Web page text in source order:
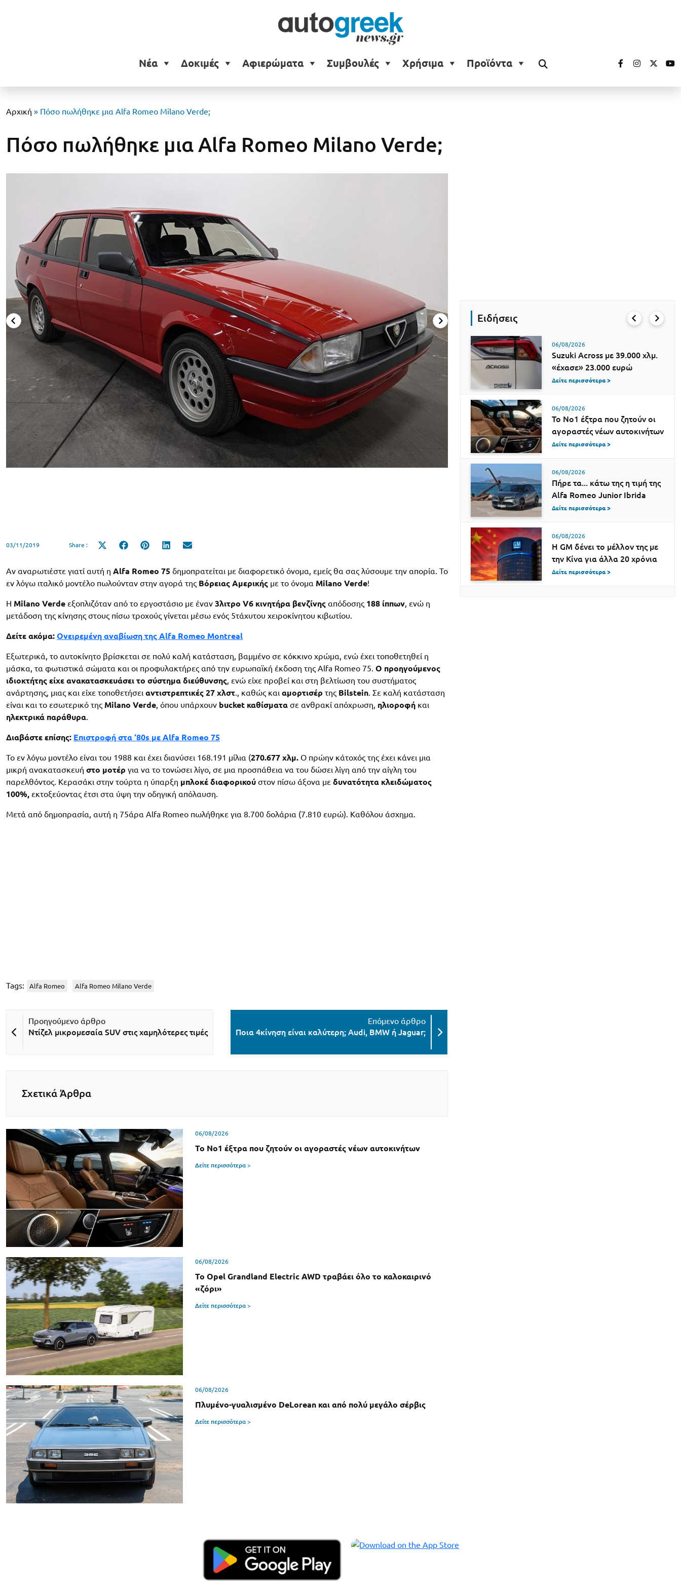
Νέα Δοκιμές Αφιερώματα Συμβουλές Χρήσιμα Προϊόντα
Αρχική » Πόσο πωλήθηκε μια Alfa Romeo Milano Verde;
Πόσο πωλήθηκε μια Alfa Romeo Milano Verde;
03/11/2019 Share :
Share
Share
Share
Share
Αν αναρωτιέστε γιατί αυτή η Alfa Romeo 75 δημοπρατείται με διαφορετικό όνομα, εμείς θα σας λύσουμε την απορία. Το
εν λόγω ιταλικό μοντέλο πωλούνταν στην αγορά της Βόρειας Αμερικής με το όνομα Milano Verde!
Η Milano Verde εξοπλιζόταν από το εργοστάσιο με έναν 3λιτρο V6 κινητήρα βενζίνης απόδοσης 188 ίππων, ενώ η
μετάδοση της κίνησης στους πίσω τροχούς γίνεται μέσω ενός 5τάχυτου χειροκίνητου κιβωτίου.
Δείτε ακόμα: Ονειρεμένη αναβίωση της Alfa Romeo Montreal
Εξωτερικά, το αυτοκίνητο βρίσκεται σε πολύ καλή κατάσταση, βαμμένο σε κόκκινο χρώμα, ενώ έχει τοποθετηθεί η
μάσκα, τα φωτιστικά σώματα και οι προφυλακτήρες από την ευρωπαϊκή έκδοση της Alfa Romeo 75. Ο προηγούμενος
ιδιοκτήτης είχε ανακατασκευάσει το σύστημα διεύθυνσης, ενώ είχε προβεί και στη βελτίωση του συστήματος
ανάρτησης, μιας και είχε τοποθετήσει αντιστρεπτικές 27 χλστ., καθώς και αμορτισέρ της Bilstein. Σε καλή κατάσταση
είναι και το εσωτερικό της Milano Verde, όπου υπάρχουν bucket καθίσματα σε ανθρακί απόχρωση, ηλιοροφή και
ηλεκτρικά παράθυρα.
Διαβάστε επίσης: Επιστροφή στα ‘80s με Alfa Romeo 75
Το εν λόγω μοντέλο είναι του 1988 και έχει διανύσει 168.191 μίλια (270.677 χλμ. Ο πρώην κάτοχός της έχει κάνει μια
μικρή ανακατασκευή στο μοτέρ για να το τονώσει λίγο, σε μια προσπάθεια να του δώσει λίγη από την αίγλη του
παρελθόντος. Κερασάκι στην τούρτα η ύπαρξη μπλοκέ διαφορικού στον πίσω άξονα με δυνατότητα κλειδώματος
100%, εκτοξεύοντας έτσι στα ύψη την οδηγική απόλαυση.
Μετά από δημοπρασία, αυτή η 75άρα Alfa Romeo πωλήθηκε για 8.700 δολάρια (7.810 ευρώ). Καθόλου άσχημα.
Tags: Alfa Romeo Alfa Romeo Milano Verde
Ντίζελ μικρομεσαία SUV στις χαμηλότερες τιμές Ποια 4κίνηση είναι καλύτερη; Audi, BMW ή Jaguar;
Σχετικά Άρθρα
06/08/2026
Το Νο1 έξτρα που ζητούν οι αγοραστές νέων αυτοκινήτων
Δείτε περισσότερα >
06/08/2026
Το Opel Grandland Electric AWD τραβάει όλο το καλοκαιρινό
«ζόρι»
Δείτε περισσότερα >
06/08/2026
Πλυμένο-γυαλισμένο DeLorean και από πολύ μεγάλο σέρβις
Δείτε περισσότερα >
Ειδήσεις
06/08/2026
Suzuki Across με 39.000 χλμ.
«έχασε» 23.000 ευρώ
Δείτε περισσότερα >
06/08/2026
Το Νο1 έξτρα που ζητούν οι
αγοραστές νέων αυτοκινήτων
Δείτε περισσότερα >
06/08/2026
Πήρε τα... κάτω της η τιμή της
Alfa Romeo Junior Ibrida
Δείτε περισσότερα >
06/08/2026
Η GM δένει το μέλλον της με
την Κίνα για άλλα 20 χρόνια
Δείτε περισσότερα >